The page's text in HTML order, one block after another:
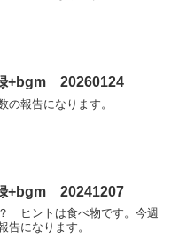
+bgm 20260124
の報告になります。
+bgm 20241207
ヒントは食べ物です。今週
告になります。